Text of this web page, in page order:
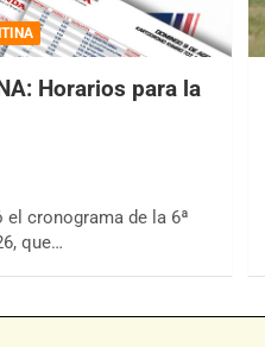
Horarios para la
cronograma de la 6ª
que…